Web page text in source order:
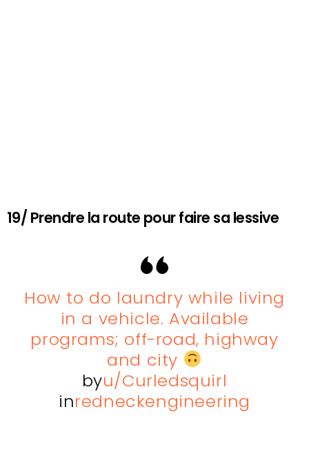
19/ Prendre la route pour faire sa lessive
How to do laundry while living
in a vehicle. Available
programs; off-road, highway
and city
byu/Curledsquirl
inredneckengineering